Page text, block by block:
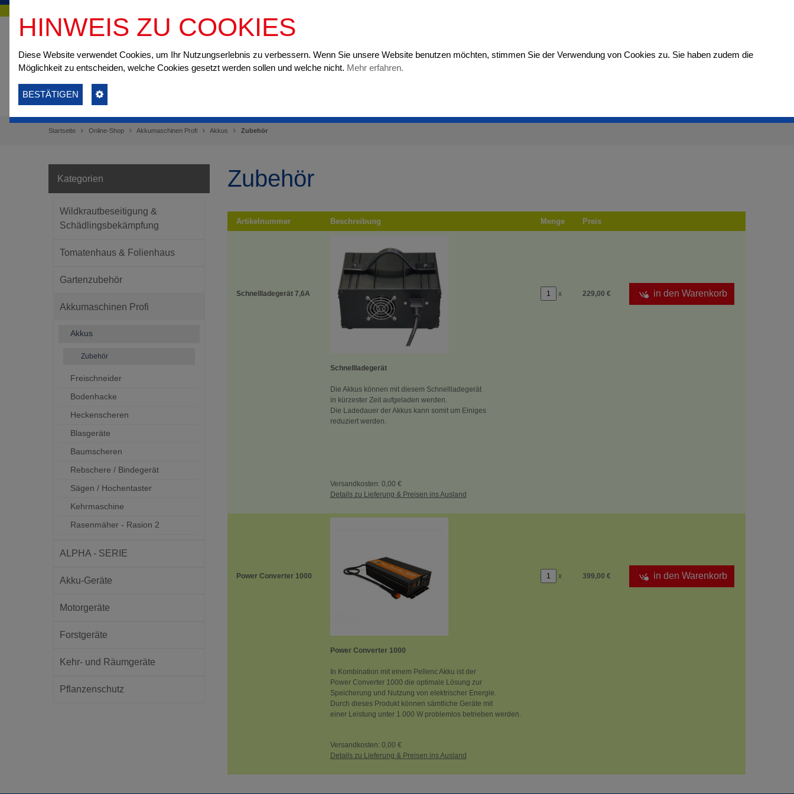
HINWEIS ZU COOKIES
Diese Website verwendet Cookies, um Ihr Nutzungserlebnis zu verbessern. Wenn Sie unsere Website benutzen möchten, stimmen Sie der Verwendung von Cookies zu. Sie haben zudem die
Möglichkeit zu entscheiden, welche Cookies gesetzt werden sollen und welche nicht. Mehr erfahren.
BESTÄTIGEN
Startseite Online-Shop Akkumaschinen Profi Akkus Zubehör
Kategorien
Wildkrautbeseitigung &
Schädlingsbekämpfung
Tomatenhaus & Folienhaus
Gartenzubehör
Akkumaschinen Profi
Akkus
Zubehör
Freischneider
Bodenhacke
Heckenscheren
Blasgeräte
Baumscheren
Rebschere / Bindegerät
Sägen / Hochentaster
Kehrmaschine
Rasenmäher - Rasion 2
ALPHA - SERIE
Akku-Geräte
Motorgeräte
Forstgeräte
Kehr- und Räumgeräte
Pflanzenschutz
Zubehör
Artikelnummer Beschreibung Menge Preis
Schnellladegerät 7,6A
Schnellladegerät
Die Akkus können mit diesem Schnellladegerät
in kürzester Zeit aufgeladen werden.
Die Ladedauer der Akkus kann somit um Einiges
reduziert werden.
Versandkosten: 0,00 €
Details zu Lieferung & Preisen ins Ausland
x 229,00 € in den Warenkorb
Power Converter 1000
Power Converter 1000
In Kombination mit einem Pellenc Akku ist der
Power Converter 1000 die optimale Lösung zur
Speicherung und Nutzung von elektrischer Energie.
Durch dieses Produkt können sämtliche Geräte mit
einer Leistung unter 1.000 W problemlos betrieben werden.
Versandkosten: 0,00 €
Details zu Lieferung & Preisen ins Ausland
x 399,00 € in den Warenkorb